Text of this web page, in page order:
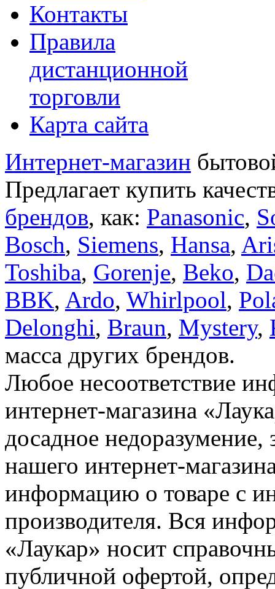
Контакты
Правила
дистанционной
торговли
Карта сайта
Интернет-магазин
Предлагает купить
брендов, как: Panasonic,
Bosch, Siemens, Hansa,
Toshiba, Gorenje, Beko,
BBK, Ardo, Whirlpool,
Delonghi, Braun, Mystery,
масса других брендов.
Любое несоответствие
интернет-магазина
досадное недоразумение,
нашего интернет-
информацию о товаре с
производителя. Вся
«Лаукар» носит
публичной офертой,